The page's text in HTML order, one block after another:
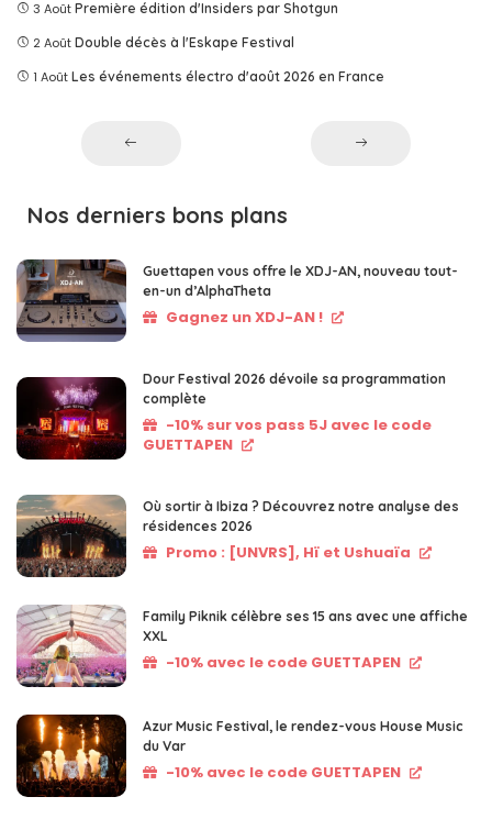
3 Août Première édition d'Insiders par Shotgun
2 Août Double décès à l'Eskape Festival
1 Août Les événements électro d'août 2026 en France
Nos derniers bons plans
Guettapen vous offre le XDJ-AN, nouveau tout-
en-un d’AlphaTheta
Gagnez un XDJ-AN !
Dour Festival 2026 dévoile sa programmation
complète
-10% sur vos pass 5J avec le code
GUETTAPEN
Où sortir à Ibiza ? Découvrez notre analyse des
résidences 2026
Promo : [UNVRS], Hï et Ushuaïa
Family Piknik célèbre ses 15 ans avec une affiche
XXL
-10% avec le code GUETTAPEN
Azur Music Festival, le rendez-vous House Music
du Var
-10% avec le code GUETTAPEN